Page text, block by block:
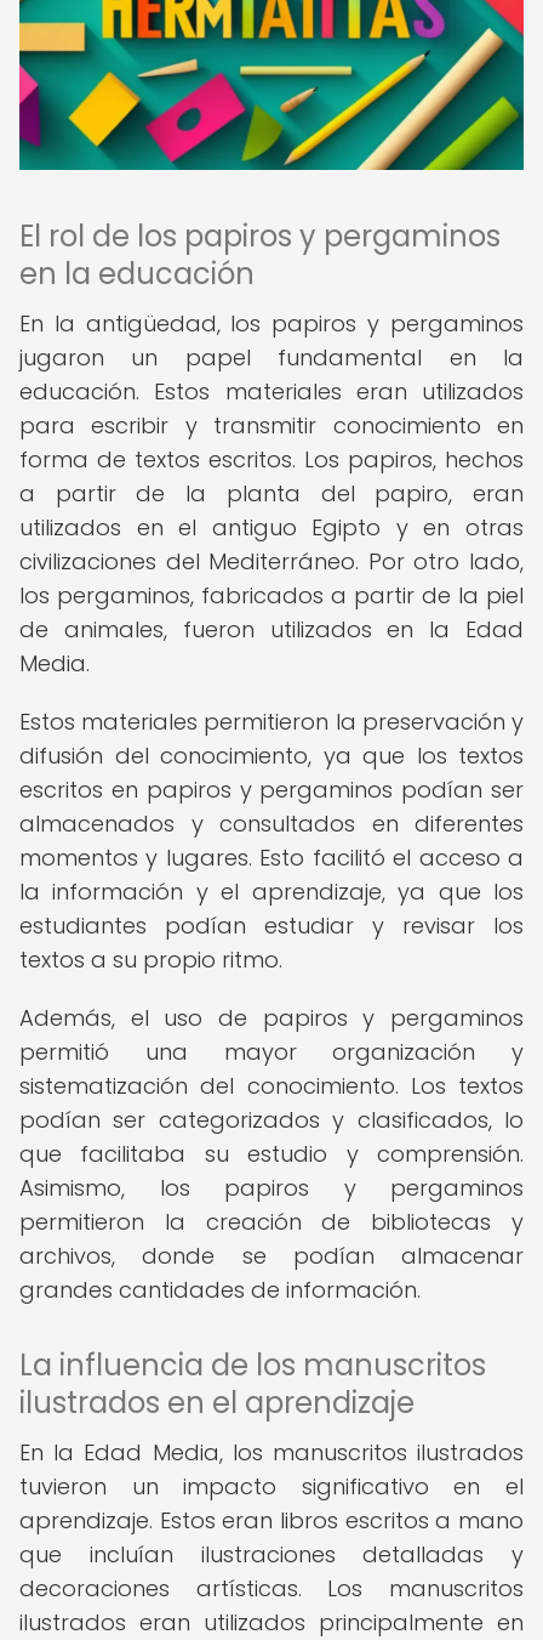
El rol de los papiros y pergaminos
en la educación
En la antigüedad, los papiros y pergaminos
jugaron un papel fundamental en la
educación. Estos materiales eran utilizados
para escribir y transmitir conocimiento en
forma de textos escritos. Los papiros, hechos
a partir de la planta del papiro, eran
utilizados en el antiguo Egipto y en otras
civilizaciones del Mediterráneo. Por otro lado,
los pergaminos, fabricados a partir de la piel
de animales, fueron utilizados en la Edad
Media.
Estos materiales permitieron la preservación y
difusión del conocimiento, ya que los textos
escritos en papiros y pergaminos podían ser
almacenados y consultados en diferentes
momentos y lugares. Esto facilitó el acceso a
la información y el aprendizaje, ya que los
estudiantes podían estudiar y revisar los
textos a su propio ritmo.
Además, el uso de papiros y pergaminos
permitió una mayor organización y
sistematización del conocimiento. Los textos
podían ser categorizados y clasificados, lo
que facilitaba su estudio y comprensión.
Asimismo, los papiros y pergaminos
permitieron la creación de bibliotecas y
archivos, donde se podían almacenar
grandes cantidades de información.
La influencia de los manuscritos
ilustrados en el aprendizaje
En la Edad Media, los manuscritos ilustrados
tuvieron un impacto significativo en el
aprendizaje. Estos eran libros escritos a mano
que incluían ilustraciones detalladas y
decoraciones artísticas. Los manuscritos
ilustrados eran utilizados principalmente en